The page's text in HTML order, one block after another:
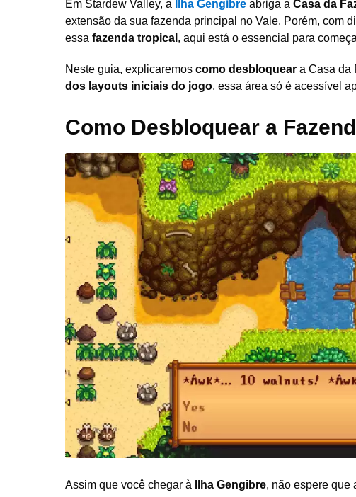
Em Stardew Valley, a Ilha Gengibre abriga a Casa da
extensão da sua fazenda principal no Vale. Porém, com
essa fazenda tropical , aqui está o essencial para
Neste guia, explicaremos como desbloquear a Casa da
dos layouts iniciais do jogo, essa área só é acessível
Como Desbloquear a
Assim que você chegar à Ilha Gengibre, não espere que